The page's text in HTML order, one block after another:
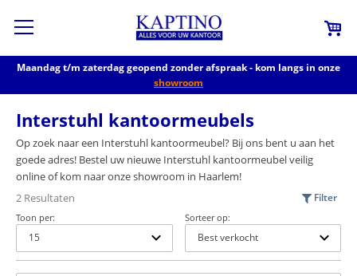
Maandag t/m zaterdag geopend zonder afspraak - kom langs in onze
showroom
Interstuhl kantoormeubels
Op zoek naar een Interstuhl kantoormeubel? Bij ons bent u aan het
goede adres! Bestel uw nieuwe Interstuhl kantoormeubel veilig
online of kom naar onze showroom in Haarlem!
2 Resultaten
Filter
Toon per:
Sorteer op: